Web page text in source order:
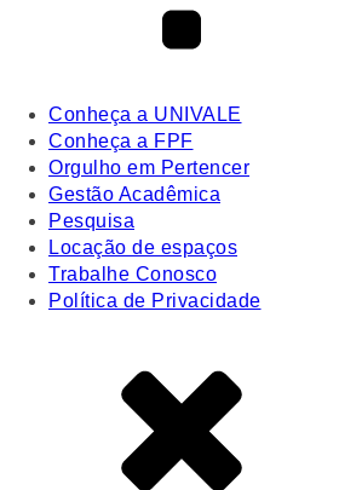
Conheça a UNIVALE
Conheça a FPF
Orgulho em Pertencer
Gestão Acadêmica
Pesquisa
Locação de espaços
Trabalhe Conosco
Política de Privacidade